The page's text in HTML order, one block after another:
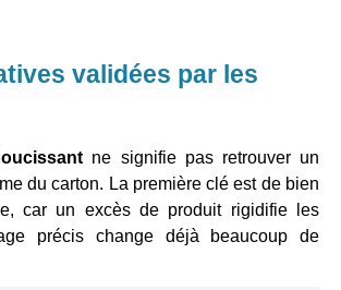
validées par les
ne signifie pas retrouver un
du carton. La première clé est de bien
car un excès de produit rigidifie les
précis change déjà beaucoup de